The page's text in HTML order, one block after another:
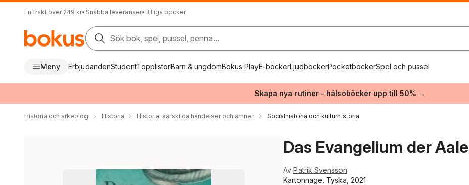
Fri frakt över 249 kr• Snabba leveranser• Billiga böcker
Sök bok, spel, pussel, penna...
Meny ErbjudandenStudentTopplistorBarn & ungdomBokus PlayE-böckerLjudböckerPocketböckerSpel och pussel
Skapa nya rutiner – hälsoböcker upp till 50% →
Historia och arkeologi Historia Historia: särskilda händelser och ämnen Socialhistoria och kulturhistoria
Das Evangelium der Aale
Av Patrik Svensson
Kartonnage, Tyska, 2021